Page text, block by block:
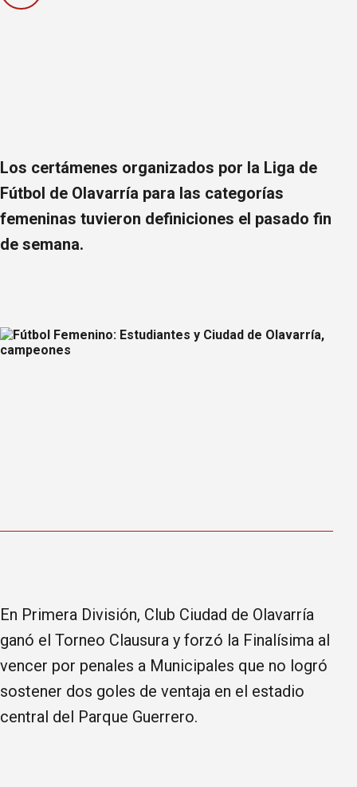
Los certámenes organizados por la Liga de
Fútbol de Olavarría para las categorías
femeninas tuvieron definiciones el pasado fin
de semana.
En Primera División, Club Ciudad de Olavarría
ganó el Torneo Clausura y forzó la Finalísima al
vencer por penales a Municipales que no logró
sostener dos goles de ventaja en el estadio
central del Parque Guerrero.